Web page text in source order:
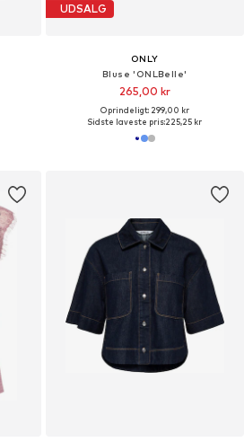
UDSALG
ONLY
Bluse 'ONLBelle'
265,00 kr
Oprindeligt: 299,00 kr
Sidste laveste pris:225,25 kr